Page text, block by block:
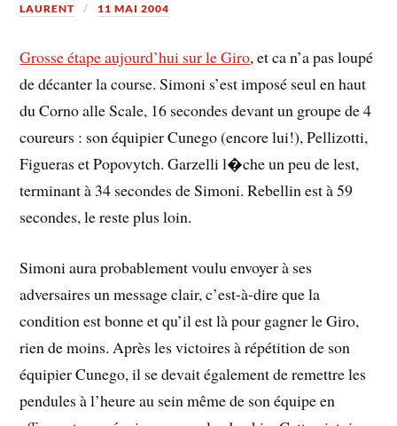
LAURENT 11 MAI 2004
Grosse étape aujourd’hui sur le Giro, et ca n’a pas loupé
de décanter la course. Simoni s’est imposé seul en haut
du Corno alle Scale, 16 secondes devant un groupe de 4
coureurs : son équipier Cunego (encore lui!), Pellizotti,
Figueras et Popovytch. Garzelli l�che un peu de lest,
terminant à 34 secondes de Simoni. Rebellin est à 59
secondes, le reste plus loin.
Simoni aura probablement voulu envoyer à ses
adversaires un message clair, c’est-à-dire que la
condition est bonne et qu’il est là pour gagner le Giro,
rien de moins. Après les victoires à répétition de son
équipier Cunego, il se devait également de remettre les
pendules à l’heure au sein même de son équipe en